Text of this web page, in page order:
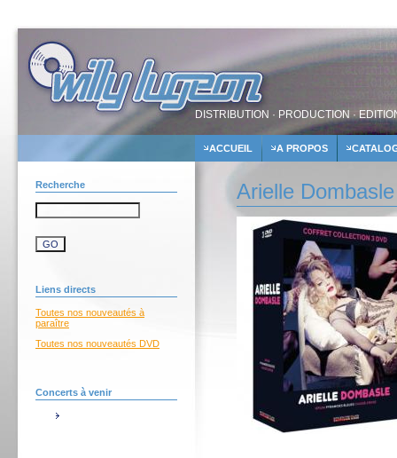
DISTRIBUTION · PRODUCTION ·
ACCUEIL A PROPOS
Recherche
Liens directs
Toutes nos nouveautés à
paraître
Toutes nos nouveautés DVD
Concerts à venir
Arielle